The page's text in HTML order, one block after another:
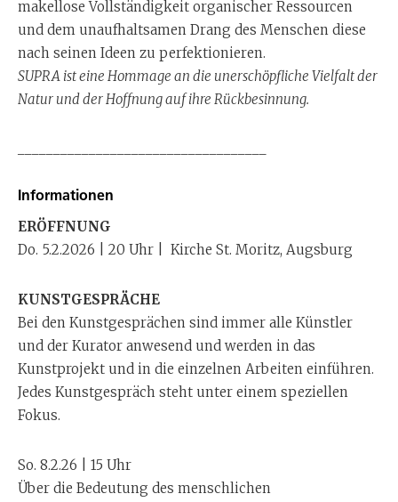
makellose Vollständigkeit organischer Ressourcen
und dem unaufhaltsamen Drang des Menschen diese
nach seinen Ideen zu perfektionieren.
SUPRA ist eine Hommage an die unerschöpfliche Vielfalt der
Natur und der Hoffnung auf ihre Rückbesinnung.
Informationen
ERÖFFNUNG
Do. 5.2.2026 | 20 Uhr | Kirche St. Moritz, Augsburg
KUNSTGESPRÄCHE
Bei den Kunstgesprächen sind immer alle Künstler
und der Kurator anwesend und werden in das
Kunstprojekt und in die einzelnen Arbeiten einführen.
Jedes Kunstgespräch steht unter einem speziellen
Fokus.
So. 8.2.26 | 15 Uhr
Über die Bedeutung des menschlichen